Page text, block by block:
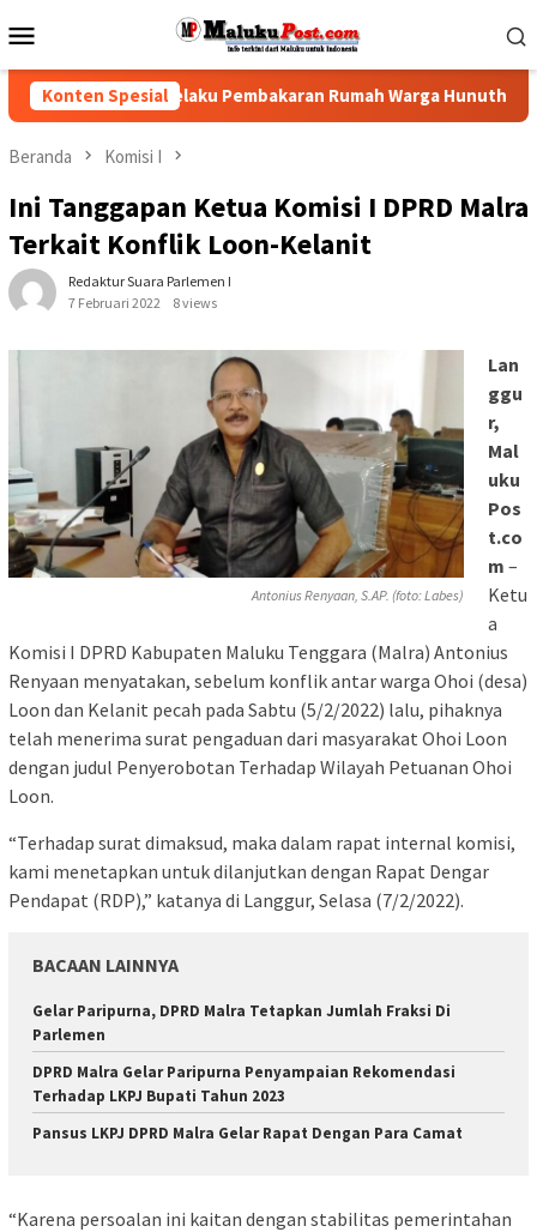
ke
Mobile
Konten Spesial
Tindak Pelaku Pembakaran Rumah Warga Hunuth
Beranda Komisi I
Ini Tanggapan Ketua Komisi I DPRD Malra
Terkait Konflik Loon-Kelanit
Redaktur Suara Parlemen I
7 Februari 2022
8 views
Antonius Renyaan, S.AP. (foto: Labes)
Lan
ggu
r,
Mal
uku
Pos
t.co
m –
Ketu
a
Komisi I DPRD Kabupaten Maluku Tenggara (Malra) Antonius
Renyaan menyatakan, sebelum konflik antar warga Ohoi (desa)
Loon dan Kelanit pecah pada Sabtu (5/2/2022) lalu, pihaknya
telah menerima surat pengaduan dari masyarakat Ohoi Loon
dengan judul Penyerobotan Terhadap Wilayah Petuanan Ohoi
Loon.
“Terhadap surat dimaksud, maka dalam rapat internal komisi,
kami menetapkan untuk dilanjutkan dengan Rapat Dengar
Pendapat (RDP),” katanya di Langgur, Selasa (7/2/2022).
BACAAN LAINNYA
Gelar Paripurna, DPRD Malra Tetapkan Jumlah Fraksi Di
Parlemen
DPRD Malra Gelar Paripurna Penyampaian Rekomendasi
Terhadap LKPJ Bupati Tahun 2023
Pansus LKPJ DPRD Malra Gelar Rapat Dengan Para Camat
“Karena persoalan ini kaitan dengan stabilitas pemerintahan